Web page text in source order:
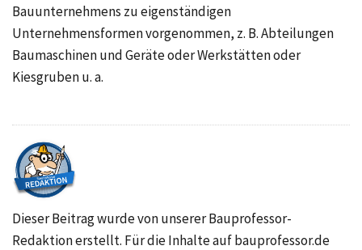
Bauunternehmens zu eigenständigen
Unternehmensformen vorgenommen, z. B. Abteilungen
Baumaschinen und Geräte oder Werkstätten oder
Kiesgruben u. a.
Dieser Beitrag wurde von unserer Bauprofessor-
Redaktion erstellt. Für die Inhalte auf bauprofessor.de